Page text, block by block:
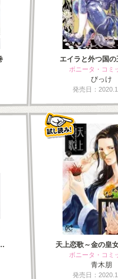
エイラと外つ国
ボニータ・コミ
びっけ
発売日：
天上恋歌～金の皇
ボニータ・コミ
青木朋
発売日：